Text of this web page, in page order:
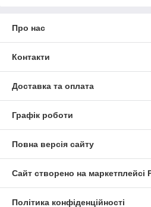
Про нас
Контакти
Доставка та оплата
Графік роботи
Повна версія сайту
Сайт створено на маркетплейсі
Політика конфіденційності